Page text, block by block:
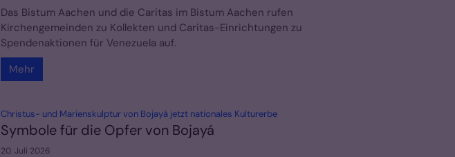
Das Bistum Aachen und die Caritas im Bistum Aachen rufen
Kirchengemeinden zu Kollekten und Caritas-Einrichtungen zu
Spendenaktionen für Venezuela auf.
Mehr
Christus- und Marienskulptur von Bojayá jetzt nationales Kulturerbe:
Symbole für die Opfer von Bojayá
20. Juli 2026